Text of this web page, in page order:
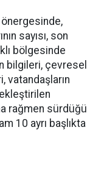
önergesinde,
sayısı, son
bölgesinde
bilgileri, çevresel
vatandaşların
rağmen sürdüğü
10 ayrı başlıkta